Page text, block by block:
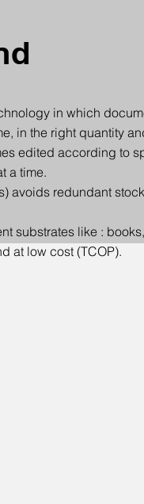
in which
in the right quantity
edited according to
a time.
avoids redundant
substrates like :
at low cost (TCOP).